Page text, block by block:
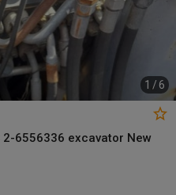
1 / 6
6556336 excavator New